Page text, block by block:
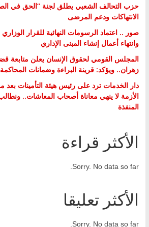
حزب التحالف الشعبي يطلق لجنة “الحق في
الانتهاكات ودعم المرضى
صور .. اعتماد الرسومات النهائية للقرار
وانتهاء أعمال إنشاء المبنى الإداري
المجلس القومي لحقوق الإنسان يعلن متابعة
زهران.. ويؤكد: قرينة البراءة وضمانات
دار الخدمات ترد على رئيس هيئة التأمينات بعد
الأزمة لا ينهي معاناة أصحاب المعاشات..
المنفذة
الأكثر قراءة
Sorry. No data so far.
الأكثر تعليقا
Sorry. No data so far.